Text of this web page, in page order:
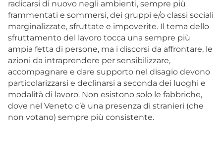
radicarsi di nuovo negli ambienti, sempre più
frammentati e sommersi, dei gruppi e/o classi sociali
marginalizzate, sfruttate e impoverite. Il tema dello
sfruttamento del lavoro tocca una sempre più
ampia fetta di persone, ma i discorsi da affrontare, le
azioni da intraprendere per sensibilizzare,
accompagnare e dare supporto nel disagio devono
particolarizzarsi e declinarsi a seconda dei luoghi e
modalità di lavoro. Non esistono solo le fabbriche,
dove nel Veneto c’è una presenza di stranieri (che
non votano) sempre più consistente.